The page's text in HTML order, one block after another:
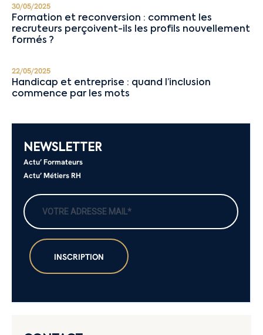
30/05/2025
Formation et reconversion : comment les
recruteurs perçoivent-ils les profils nouvellement
formés ?
22/05/2025
Handicap et entreprise : quand l’inclusion
commence par les mots
NEWSLETTER
Actu’ Formateurs
Actu’ Métiers RH